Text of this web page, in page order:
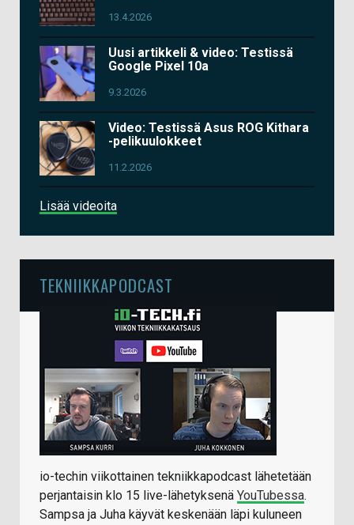
13.4.2026
Uusi artikkeli & video: Testissä
Google Pixel 10a
9.3.2026
Video: Testissä Asus ROG Kithara
-pelikuulokkeet
11.2.2026
Lisää videoita
TEKNIIKKAPODCAST
io-techin viikottainen tekniikkapodcast lähetetään
perjantaisin klo 15 live-lähetyksenä YouTubessa.
Sampsa ja Juha käyvät keskenään läpi kuluneen